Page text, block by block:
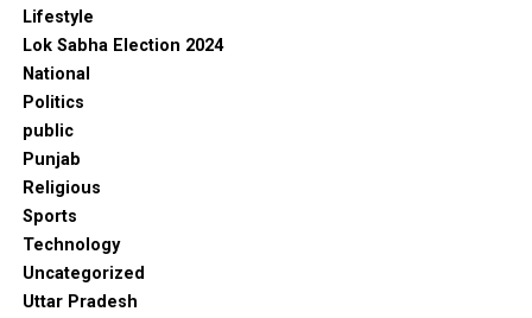
Lifestyle
Lok Sabha Election 2024
National
Politics
public
Punjab
Religious
Sports
Technology
Uncategorized
Uttar Pradesh